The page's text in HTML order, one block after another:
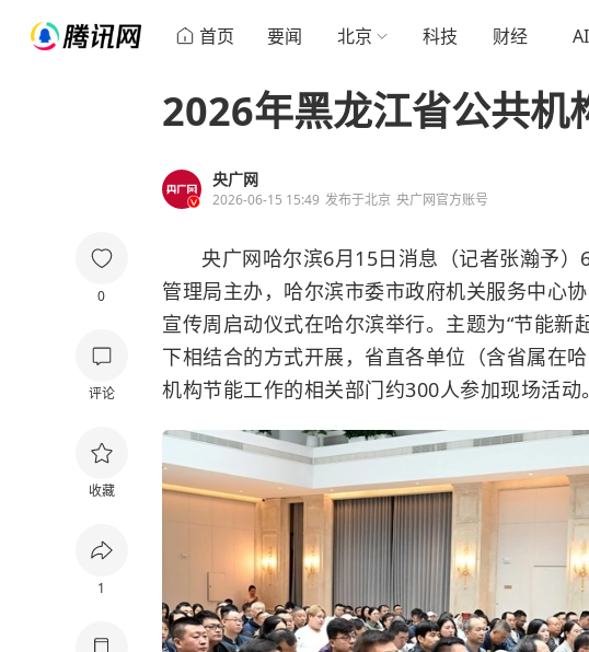
首页 要闻 北京 科技 财经 AI
0
评论
收藏
1
2026年黑龙江省公共机
央广网
2026-06-15 15:49 发布于北京 央广网官方账号
央广网哈尔滨6月15日消息（记者张瀚予
管理局主办，哈尔滨市委市政府机关服务中心
宣传周启动仪式在哈尔滨举行。主题为“节能新
下相结合的方式开展，省直各单位（含省属在
机构节能工作的相关部门约300人参加现场活动。